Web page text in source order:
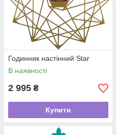
Годинник настінний Star
В наявності
2 995 ₴
Купити